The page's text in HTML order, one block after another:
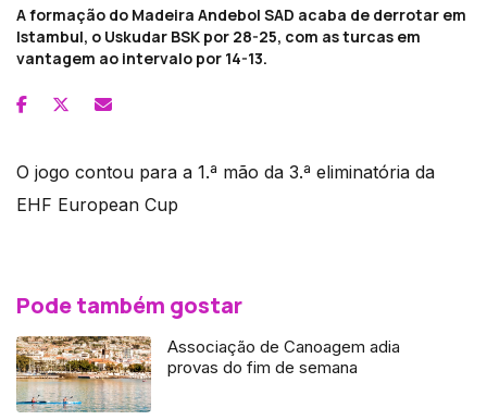
A formação do Madeira Andebol SAD acaba de derrotar em
Istambul, o Uskudar BSK por 28-25, com as turcas em
vantagem ao intervalo por 14-13.
O jogo contou para a 1.ª mão da 3.ª eliminatória da
EHF European Cup
Pode também gostar
Associação de Canoagem adia
provas do fim de semana